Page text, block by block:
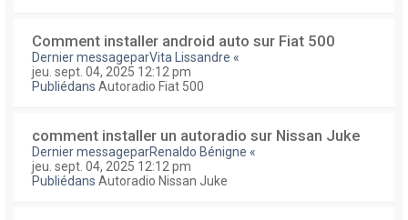
Comment installer android auto sur Fiat 500
Dernier messageparVita Lissandre «
jeu. sept. 04, 2025 12:12 pm
Publiédans Autoradio Fiat 500
comment installer un autoradio sur Nissan Juke
Dernier messageparRenaldo Bénigne «
jeu. sept. 04, 2025 12:12 pm
Publiédans Autoradio Nissan Juke